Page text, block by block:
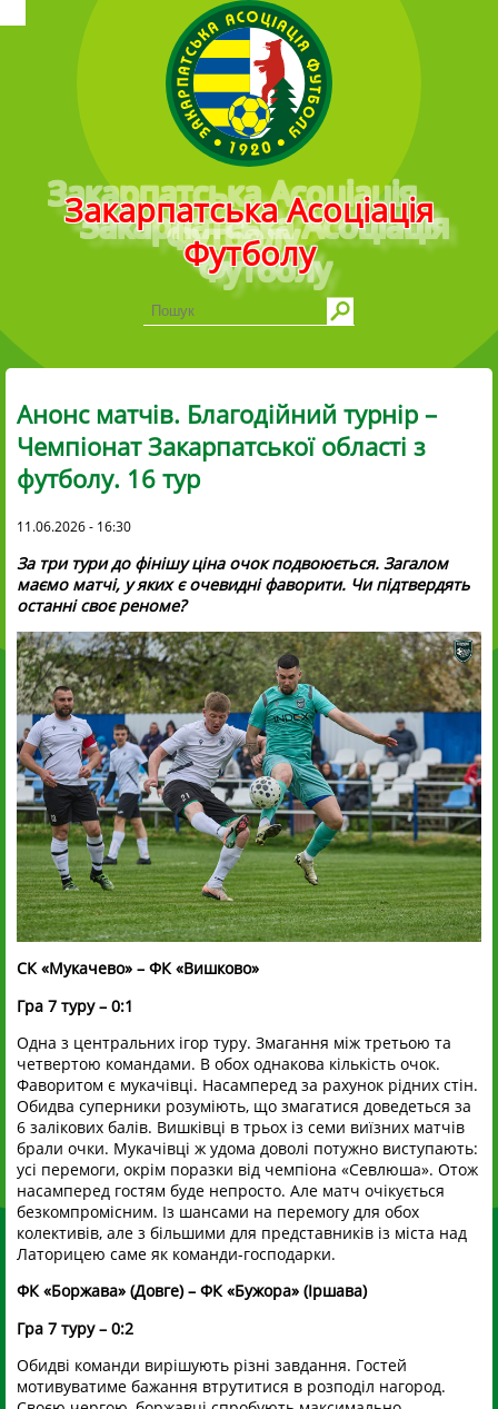
Головне меню
Закарпатська Асоціація
Футболу
Анонс матчів. Благодійний турнір –
Чемпіонат Закарпатської області з
футболу. 16 тур
11.06.2026 - 16:30
За три тури до фінішу ціна очок подвоюється. Загалом
маємо матчі, у яких є очевидні фаворити. Чи підтвердять
останні своє реноме?
СК «Мукачево» – ФК «Вишково»
Гра 7 туру – 0:1
Одна з центральних ігор туру. Змагання між третьою та
четвертою командами. В обох однакова кількість очок.
Фаворитом є мукачівці. Насамперед за рахунок рідних стін.
Обидва суперники розуміють, що змагатися доведеться за
6 залікових балів. Вишківці в трьох із семи виїзних матчів
брали очки. Мукачівці ж удома доволі потужно виступають:
усі перемоги, окрім поразки від чемпіона «Севлюша». Отож
насамперед гостям буде непросто. Але матч очікується
безкомпромісним. Із шансами на перемогу для обох
колективів, але з більшими для представників із міста над
Латорицею саме як команди-господарки.
ФК «Боржава» (Довге) – ФК «Бужора» (Іршава)
Гра 7 туру – 0:2
Обидві команди вирішують різні завдання. Гостей
мотивуватиме бажання втрутитися в розподіл нагород.